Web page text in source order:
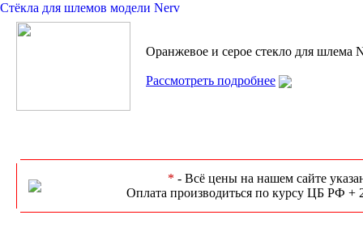
Стёкла для шлемов модели Nerv
Оранжевое и серое стекло для шлема
Рассмотреть подробнее
* - Всё цены на нашем сайте
Оплата производиться по курсу ЦБ РФ +